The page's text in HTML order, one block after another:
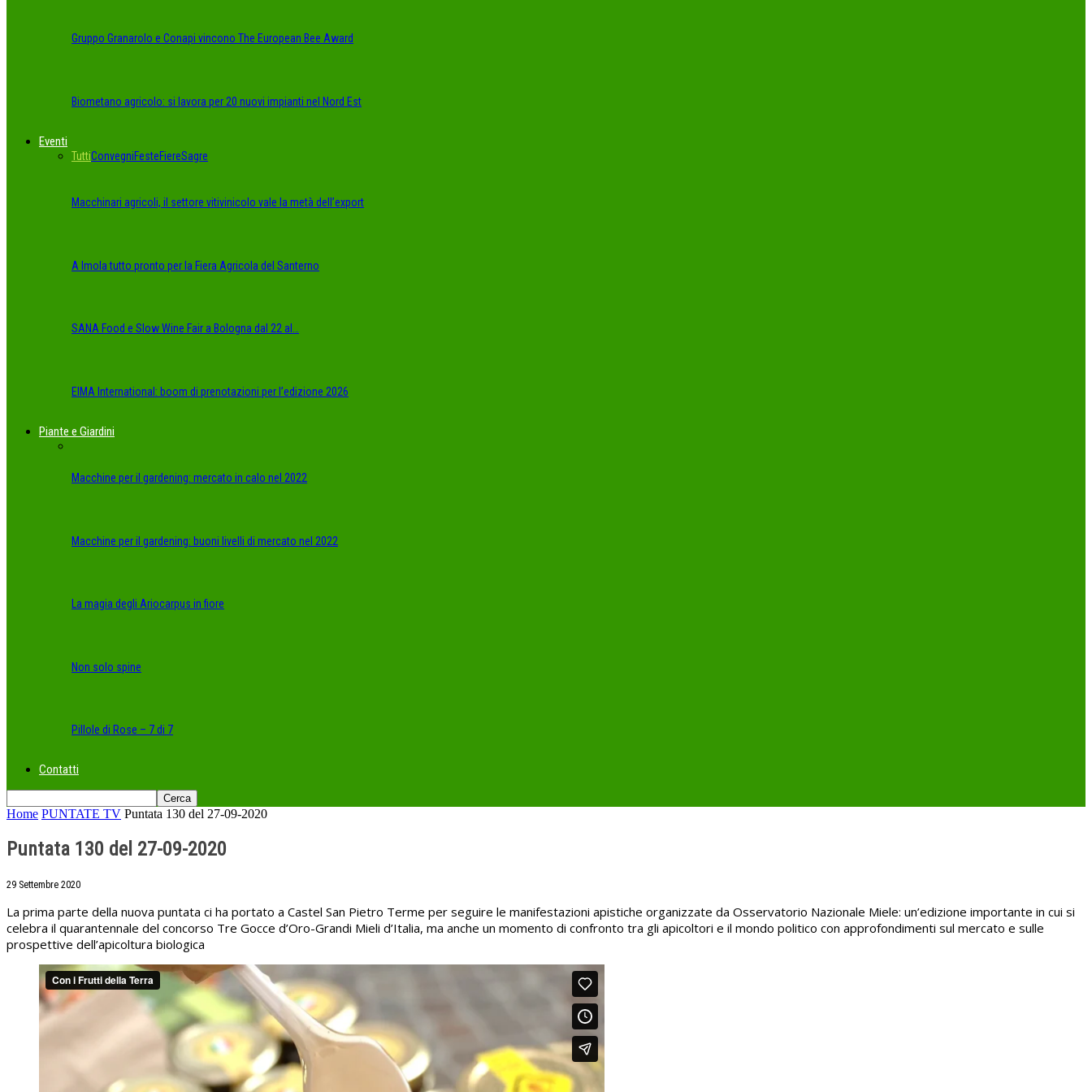
Gruppo Granarolo e Conapi vincono The European Bee Award
Biometano agricolo: si lavora per 20 nuovi impianti nel Nord Est
Eventi
TuttiConvegniFesteFiereSagre
Macchinari agricoli, il settore vitivinicolo vale la metà dell’export
A Imola tutto pronto per la Fiera Agricola del Santerno
SANA Food e Slow Wine Fair a Bologna dal 22 al…
EIMA International: boom di prenotazioni per l’edizione 2026
Piante e Giardini
Macchine per il gardening: mercato in calo nel 2022
Macchine per il gardening: buoni livelli di mercato nel 2022
La magia degli Ariocarpus in fiore
Non solo spine
Pillole di Rose – 7 di 7
Contatti
Home PUNTATE TV Puntata 130 del 27-09-2020
Puntata 130 del 27-09-2020
29 Settembre 2020
La prima parte della nuova puntata ci ha portato a Castel San Pietro Terme per seguire le manifestazioni apistiche organizzate da Osservatorio Nazionale Miele: un’edizione importante in cui si
celebra il quarantennale del concorso Tre Gocce d’Oro-Grandi Mieli d’Italia, ma anche un momento di confronto tra gli apicoltori e il mondo politico con approfondimenti sul mercato e sulle
prospettive dell’apicoltura biologica